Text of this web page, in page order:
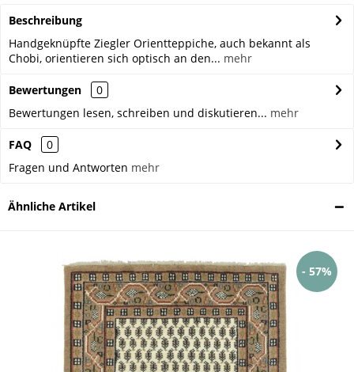
Beschreibung
Handgeknüpfte Ziegler Orientteppiche, auch bekannt als
Chobi, orientieren sich optisch an den... mehr
Bewertungen
0
Bewertungen lesen, schreiben und diskutieren... mehr
FAQ
0
Fragen und Antworten mehr
Ähnliche Artikel
- 57%